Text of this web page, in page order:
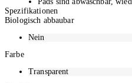
Pads auf versiegelten
Set: Ja
Spezifikationen
Biologisch abbaubar
Nein
Farbe
Transparent